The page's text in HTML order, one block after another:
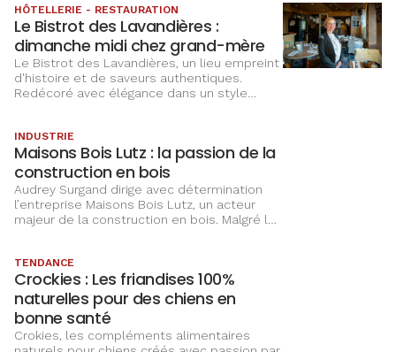
ont représenté la France à la « Design Week
Mexico 2023 », avec le soutien de Claudia
Arnaz, conseillère à la CCI.
HÔTELLERIE - RESTAURATION
Le Bistrot des Lavandières :
dimanche midi chez grand-mère
Le Bistrot des Lavandières, un lieu empreint
d'histoire et de saveurs authentiques.
propose une cuisine francofrançaise faite
maison, mettant en valeur les produits
locaux et de saison.
INDUSTRIE
Maisons Bois Lutz : la passion de la
construction en bois
Audrey Surgand dirige avec détermination
l’entreprise Maisons Bois Lutz, un acteur
de satisfaire une clientèle internationale.
TENDANCE
Crockies : Les friandises 100%
naturelles pour des chiens en
bonne santé